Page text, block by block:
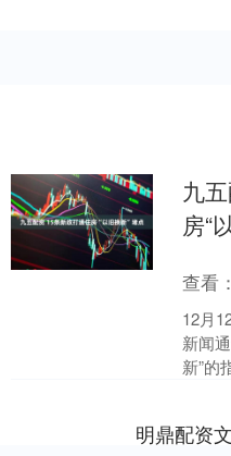
九
房“
查看：
12月
新闻
新”的
明鼎配资